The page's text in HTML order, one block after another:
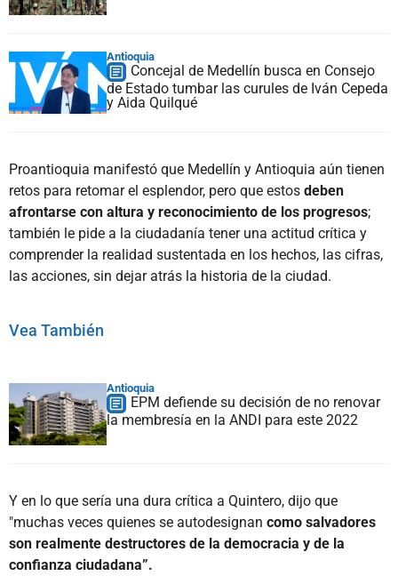
Antioquia
Concejal de Medellín busca en Consejo
de Estado tumbar las curules de Iván Cepeda
y Aida Quilqué
Proantioquia manifestó que Medellín y Antioquia aún tienen
retos para retomar el esplendor, pero que estos deben
afrontarse con altura y reconocimiento de los progresos;
también le pide a la ciudadanía tener una actitud crítica y
comprender la realidad sustentada en los hechos, las cifras,
las acciones, sin dejar atrás la historia de la ciudad.
Vea También
Antioquia
EPM defiende su decisión de no renovar
la membresía en la ANDI para este 2022
Y en lo que sería una dura crítica a Quintero, dijo que
"muchas veces quienes se autodesignan como salvadores
son realmente destructores de la democracia y de la
confianza ciudadana”.